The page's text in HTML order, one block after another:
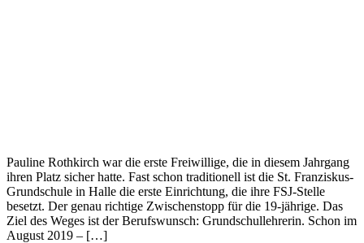
Pauline Rothkirch war die erste Freiwillige, die in diesem Jahrgang
ihren Platz sicher hatte. Fast schon traditionell ist die St. Franziskus-
Grundschule in Halle die erste Einrichtung, die ihre FSJ-Stelle
besetzt. Der genau richtige Zwischenstopp für die 19-jährige. Das
Ziel des Weges ist der Berufswunsch: Grundschullehrerin. Schon im
August 2019 – […]